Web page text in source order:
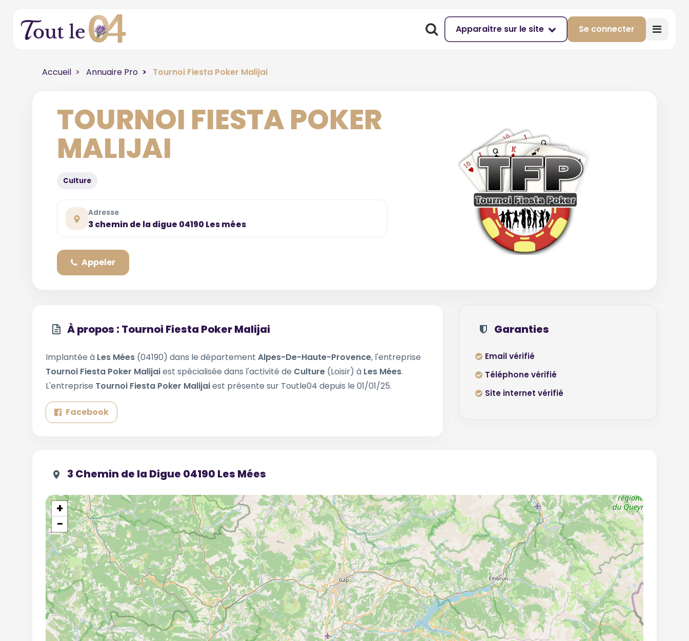
Apparaitre sur le site Se connecter
Accueil Annuaire Pro Tournoi Fiesta Poker Malijai
TOURNOI FIESTA POKER
MALIJAI
Culture
Adresse
3 chemin de la digue 04190 Les mées
Appeler
À propos : Tournoi Fiesta Poker Malijai
Implantée à Les Mées (04190) dans le département Alpes-De-Haute-Provence, l'entreprise
Tournoi Fiesta Poker Malijaiest spécialisée dans l'activité de Culture (Loisir) à Les Mées.
L'entreprise Tournoi Fiesta Poker Malijaiest présente sur Toutle04 depuis le 01/01/25.
Facebook
Garanties
Email vérifié
Téléphone vérifié
Site internet vérifié
3 Chemin de la Digue 04190 Les Mées
+
−